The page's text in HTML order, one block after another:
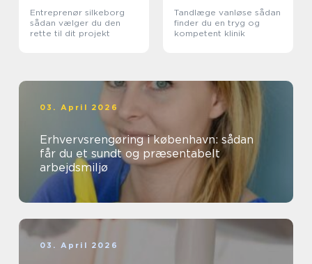
Entreprenør silkeborg
sådan vælger du den
rette til dit projekt
Tandlæge vanløse sådan
finder du en tryg og
kompetent klinik
03. April 2026
Erhvervsrengøring i københavn: sådan
får du et sundt og præsentabelt
arbejdsmiljø
03. April 2026